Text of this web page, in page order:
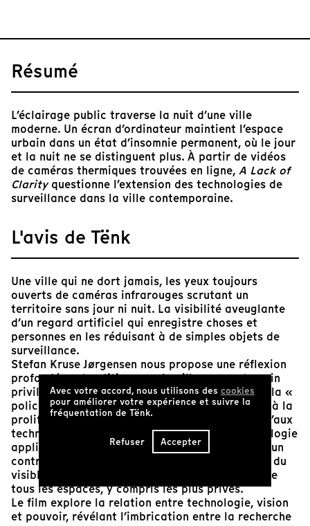
Résumé
L’éclairage public traverse la nuit d’une ville
moderne. Un écran d’ordinateur maintient l’espace
urbain dans un état d’insomnie permanent, où le jour
et la nuit ne se distinguent plus. À partir de vidéos
de caméras thermiques trouvées en ligne, A Lack of
Clarityquestionne l’extension des technologies de
surveillance dans la ville contemporaine.
L'avis de Tënk
Une ville qui ne dort jamais, les yeux toujours
ouverts de caméras infrarouges scrutant un
territoire sans jour ni nuit. La visibilité aveuglante
d’un regard artificiel qui enregistre choses et
personnes en les réduisant à de simples objets de
surveillance.
Stefan Kruse Jørgensen nous propose une réflexion
profondément politique sur la ville comme terrain
privilégié du capitalisme 24/7. De l’invention de la «
police de la lumière » dans le Paris du 17ᵉ siècle à la
prolifération des caméras de surveillance, jusqu’aux
techniques de reconnaissance faciale, la technologie
appliquée à l’espace public devient synonyme d’un
contrôle social croissant : l’extension du champ du
visible vers un panoptique numérique qui pénètre
tous les espaces, y compris les plus privés.
Le film explore la relation entre technologie, vision
et pouvoir, révélant l’imbrication entre la recherche
Avec votre accord, nous utilisons des cookies
pour améliorer votre expérience et suivre la
fréquentation de Tënk.
Refuser Accepter